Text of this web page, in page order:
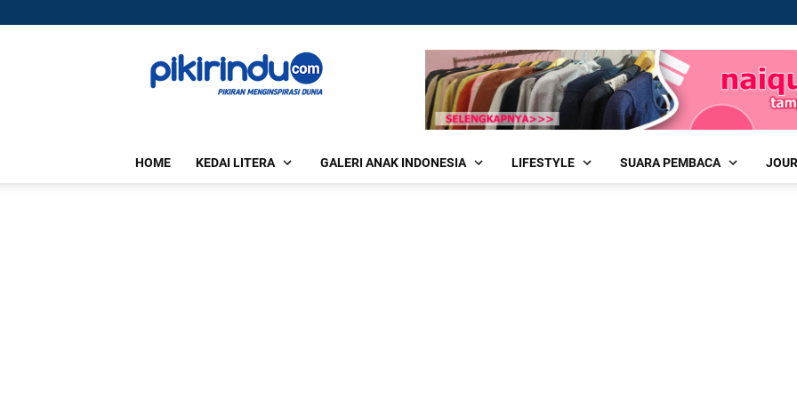
HOME KEDAI LITERA GALERI ANAK INDONESIA LIFESTYLE SUARA PEMBACA